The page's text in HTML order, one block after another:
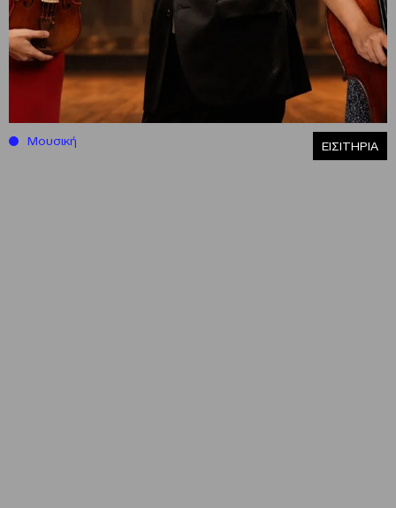
Μουσική ΕΙΣΙΤΗΡΙΑ